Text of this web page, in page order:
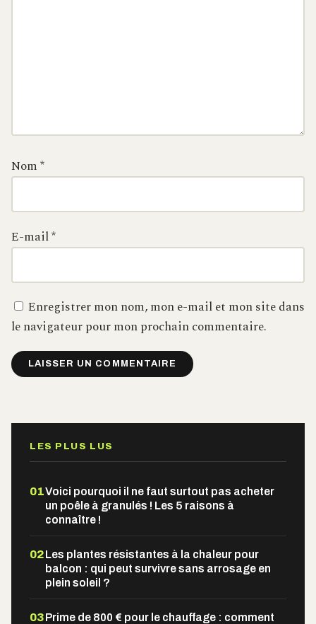
Nom*
E-mail*
Enregistrer mon nom, mon e-mail et mon site dans
le navigateur pour mon prochain commentaire.
LES PLUS LUS
01Voici pourquoi il ne faut surtout pas acheter
un poêle à granulés ! Les 5 raisons à
connaître !
02Les plantes résistantes à la chaleur pour
balcon : qui peut survivre sans arrosage en
plein soleil ?
03Prime de 800 € pour le chauffage : comment